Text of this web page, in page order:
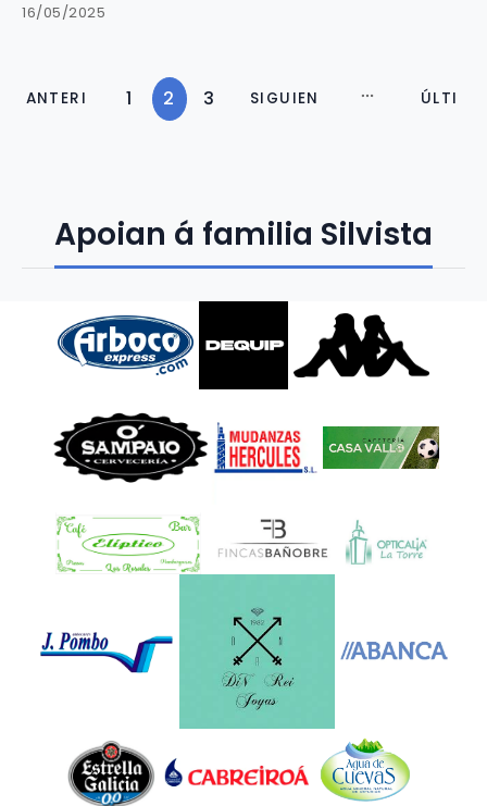
16/05/2025
ANTERI
1 2 3
SIGUIEN
ÚLTI
Apoian á familia Silvista